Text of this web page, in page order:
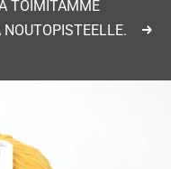
TOIMITAMME